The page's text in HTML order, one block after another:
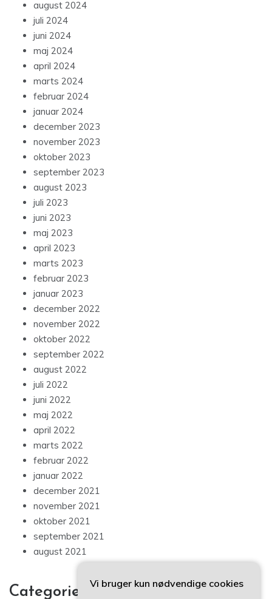
august 2024
juli 2024
juni 2024
maj 2024
april 2024
marts 2024
februar 2024
januar 2024
december 2023
november 2023
oktober 2023
september 2023
august 2023
juli 2023
juni 2023
maj 2023
april 2023
marts 2023
februar 2023
januar 2023
december 2022
november 2022
oktober 2022
september 2022
august 2022
juli 2022
juni 2022
maj 2022
april 2022
marts 2022
februar 2022
januar 2022
december 2021
november 2021
oktober 2021
september 2021
august 2021
Categories
Vi bruger kun nødvendige cookies